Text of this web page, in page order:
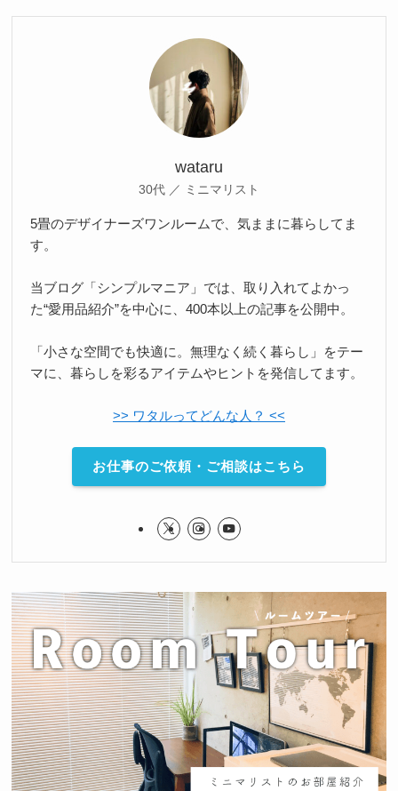
wataru
30代 ／ ミニマリスト
5畳のデザイナーズワンルームで、気ままに暮らしてま
す。
当ブログ「シンプルマニア」では、取り入れてよかっ
た“愛用品紹介”を中心に、400本以上の記事を公開中。
「小さな空間でも快適に。無理なく続く暮らし」をテー
マに、暮らしを彩るアイテムやヒントを発信してます。
>> ワタルってどんな人？ <<
お仕事のご依頼・ご相談はこちら